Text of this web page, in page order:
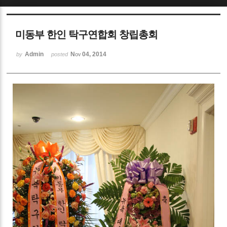
미동부 한인 탁구연합회 창립총회
by Admin posted Nov 04, 2014
Sketchbook5, 스케치북5
Sketchbook5, 스케치북5